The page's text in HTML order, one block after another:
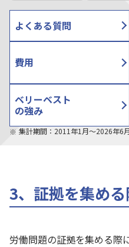
よくある質問
費用
ベリーベスト
の強み
集計期間：2011年1月〜2026年6
3、証拠を集め
労働問題の証拠を集める際